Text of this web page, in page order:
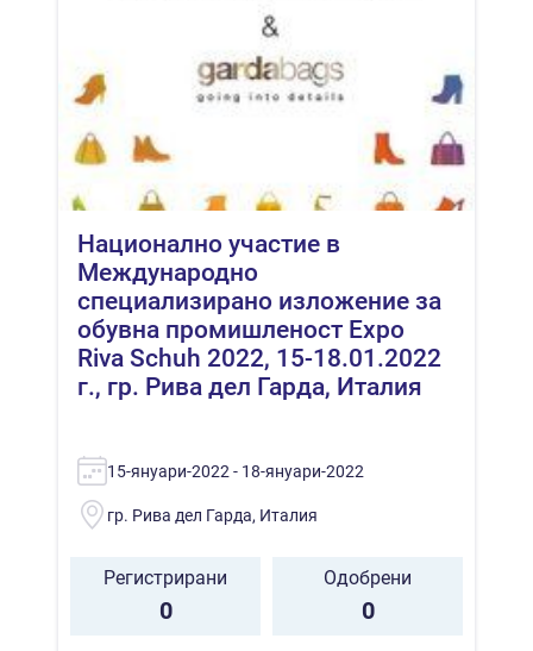
Национално участие в
Международно
специализирано изложение за
обувна промишленост Expo
Riva Schuh 2022, 15-18.01.2022
г., гр. Рива дел Гарда, Италия
15-януари-2022 - 18-януари-2022
гр. Рива дел Гарда, Италия
Регистрирани
0
Одобрени
0